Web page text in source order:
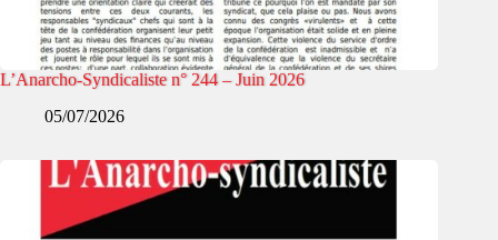
L’Anarcho-Syndicaliste n° 244 – Juin 2026
05/07/2026